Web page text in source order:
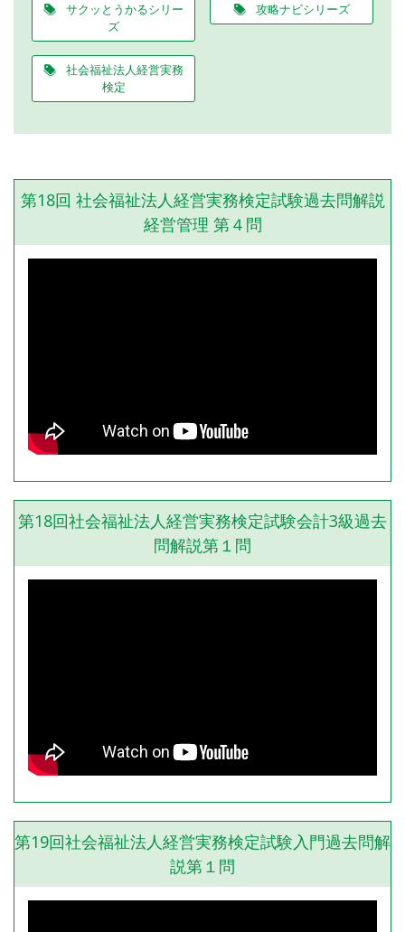
サクッとうかるシリー
ズ
攻略ナビシリーズ
社会福祉法人経営実務
検定
第18回 社会福祉法人経営実務検定試験過去問解説
経営管理 第４問
第18回社会福祉法人経営実務検定試験会計3級過去
問解説第１問
第19回社会福祉法人経営実務検定試験入門過去問解
説第１問